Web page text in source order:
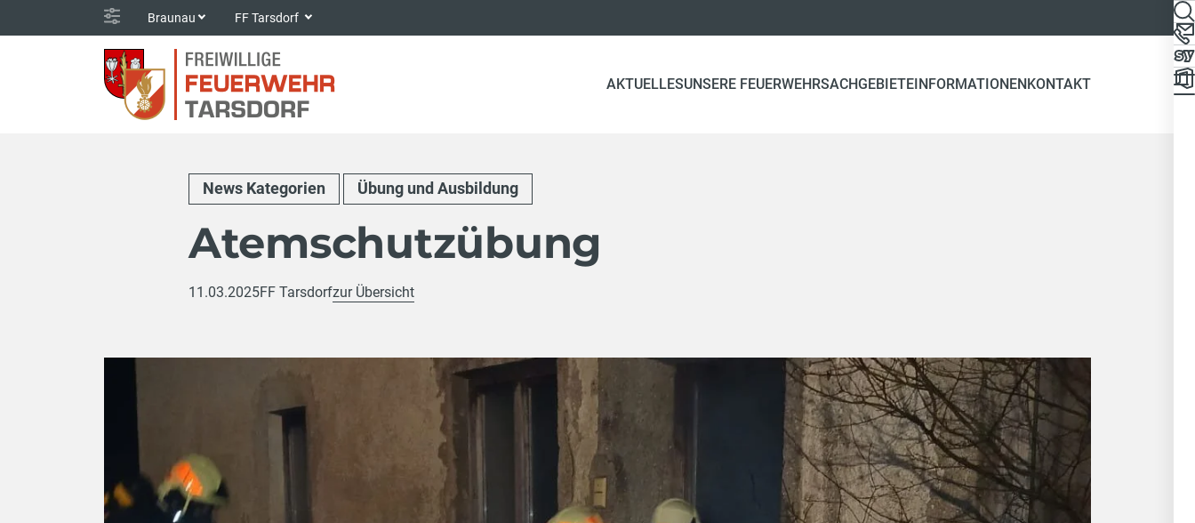
Braunau FF Tarsdorf
AKTUELLESUNSERE FEUERWEHRSACHGEBIETEINFORMATIONENKONTAKT
News Kategorien Übung und Ausbildung
Atemschutzübung
11.03.2025FF Tarsdorfzur Übersicht